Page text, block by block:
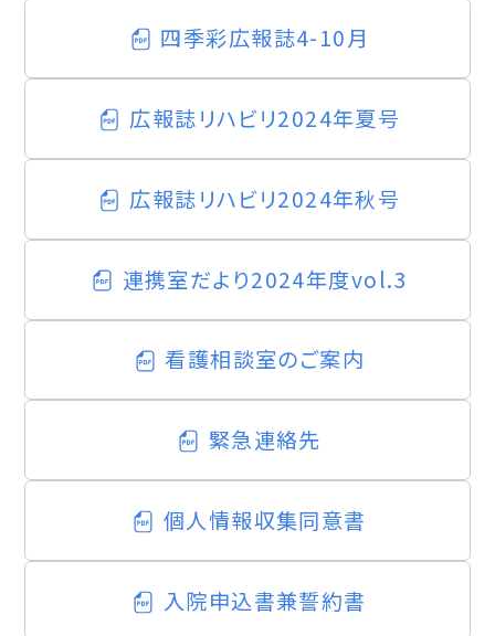
四季彩広報誌4-10月
広報誌リハビリ2024年夏号
広報誌リハビリ2024年秋号
連携室だより2024年度vol.3
看護相談室のご案内
緊急連絡先
個人情報収集同意書
入院申込書兼誓約書